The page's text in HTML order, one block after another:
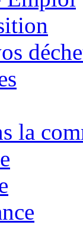
la